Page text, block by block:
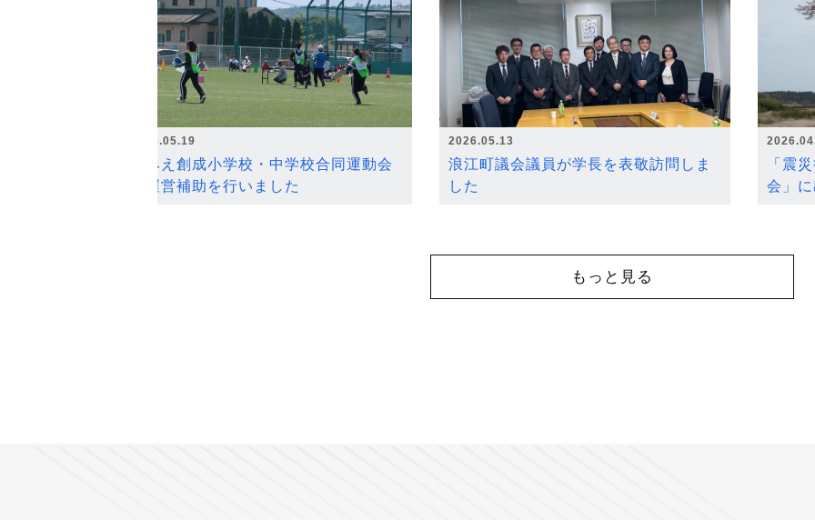
2026.05.19
なみえ創成小学校・中学校合同運動会
の運営補助を行いました
2026.05.13
浪江町議会議員が学長を表敬訪問しま
した
「震
会」
もっと見る